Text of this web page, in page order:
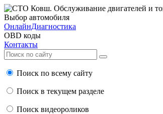
Выбор автомобиля
ОнлайнДиагностика
OBD коды
Контакты
Поиск по всему сайту
Поиск в текущем разделе
Поиск видеороликов